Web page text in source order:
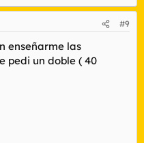
#9
enseñarme las
pedi un doble ( 40